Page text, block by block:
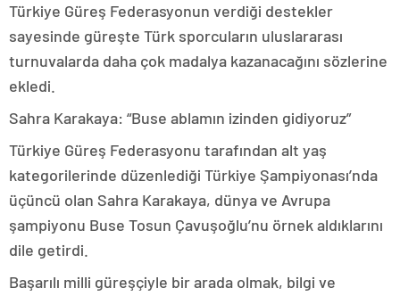
Türkiye Güreş Federasyonun verdiği destekler
sayesinde güreşte Türk sporcuların uluslararası
turnuvalarda daha çok madalya kazanacağını sözlerine
ekledi.
Sahra Karakaya: “Buse ablamın izinden gidiyoruz”
Türkiye Güreş Federasyonu tarafından alt yaş
kategorilerinde düzenlediği Türkiye Şampiyonası’nda
üçüncü olan Sahra Karakaya, dünya ve Avrupa
şampiyonu Buse Tosun Çavuşoğlu’nu örnek aldıklarını
dile getirdi.
Başarılı milli güreşçiyle bir arada olmak, bilgi ve